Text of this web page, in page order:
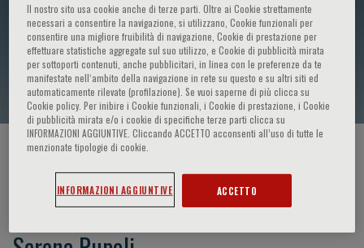
Serena Rupoli
HOME PAGE / CORSI ED EVENTI
Il nostro sito usa cookie anche di terze parti. Oltre ai Cookie strettamente
necessari a consentire la navigazione, si utilizzano, Cookie funzionali per
consentire una migliore fruibilità di navigazione, Cookie di prestazione per
effettuare statistiche aggregate sul suo utilizzo, e Cookie di pubblicità mirata
per sottoporti contenuti, anche pubblicitari, in linea con le preferenze da te
manifestate nell‘ambito della navigazione in rete su questo e su altri siti ed
automaticamente rilevate (profilazione). Se vuoi saperne di più clicca su
Cookie policy. Per inibire i Cookie funzionali, i Cookie di prestazione, i Cookie
di pubblicità mirata e/o i cookie di specifiche terze parti clicca su
INFORMAZIONI AGGIUNTIVE. Cliccando ACCETTO acconsenti all’uso di tutte le
menzionate tipologie di cookie.
INFORMAZIONI AGGIUNTIVE ACCETTO